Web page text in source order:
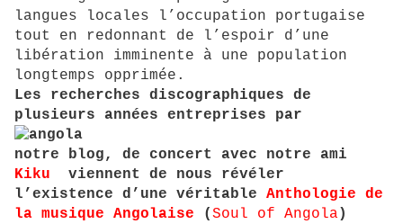
langues locales l’occupation portugaise
tout en redonnant de l’espoir d’une
libération imminente à une population
longtemps opprimée.
Les recherches discographiques de
plusieurs années entreprises par
notre blog, de concert avec notre ami
Kiku viennent de nous révéler
l’existence d’une véritable Anthologie de
la musique Angolaise (Soul of Angola )